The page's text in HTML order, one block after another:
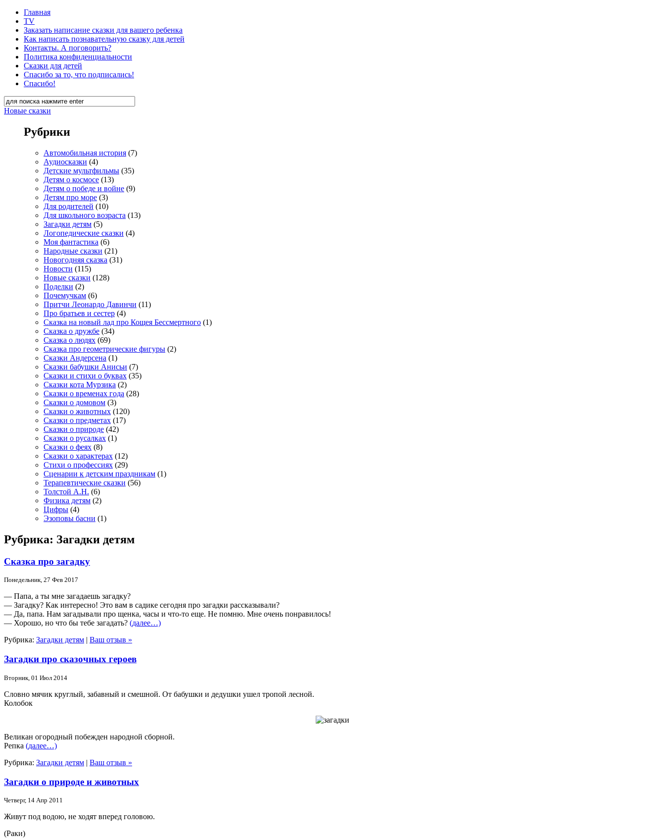
Главная
TV
Заказать написание сказки для вашего ребенка
Как написать познавательную сказку для детей
Контакты. А поговорить?
Политика конфиденциальности
Сказки для детей
Спасибо за то, что подписались!
Спасибо!
Новые сказки
Рубрики
Автомобильная история (7)
Аудиосказки (4)
Детские мультфильмы (35)
Детям о космосе (13)
Детям о победе и войне (9)
Детям про море (3)
Для родителей (10)
Для школьного возраста (13)
Загадки детям (5)
Логопедические сказки (4)
Моя фантастика (6)
Народные сказки (21)
Новогодняя сказка (31)
Новости (115)
Новые сказки (128)
Поделки (2)
Почемучкам (6)
Притчи Леонардо Давинчи (11)
Про братьев и сестер (4)
Сказка на новый лад про Кощея Бессмертного (1)
Сказка о дружбе (34)
Сказка о людях (69)
Сказка про геометрические фигуры (2)
Сказки Андерсена (1)
Сказки бабушки Анисьи (7)
Сказки и стихи о буквах (35)
Сказки кота Мурзика (2)
Сказки о временах года (28)
Сказки о домовом (3)
Сказки о животных (120)
Сказки о предметах (17)
Сказки о природе (42)
Сказки о русалках (1)
Сказки о феях (8)
Сказки о характерах (12)
Стихи о профессиях (29)
Сценарии к детским праздникам (1)
Терапевтические сказки (56)
Толстой А.Н. (6)
Физика детям (2)
Цифры (4)
Эзоповы басни (1)
Рубрика: Загадки детям
Сказка про загадку
Понедельник, 27 Фев 2017
— Папа, а ты мне загадаешь загадку?
— Загадку? Как интересно! Это вам в садике сегодня про загадки рассказывали?
— Да, папа. Нам загадывали про щенка, часы и что-то еще. Не помню. Мне очень понравилось!
— Хорошо, но что бы тебе загадать? (далее…)
Рубрика: Загадки детям | Ваш отзыв »
Загадки про сказочных героев
Вторник, 01 Июл 2014
Словно мячик круглый, забавный и смешной. От бабушки и дедушки ушел тропой лесной.
Колобок
Великан огородный побежден народной сборной.
Репка (далее…)
Рубрика: Загадки детям | Ваш отзыв »
Загадки о природе и животных
Четверг, 14 Апр 2011
Живут под водою, не ходят вперед головою.
(Раки)